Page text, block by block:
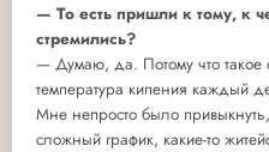
— То есть пришли к тому, к
стремились?
— Думаю, да. Потому что такое
температура кипения каждый
Мне непросто было
сложный график, какие-то